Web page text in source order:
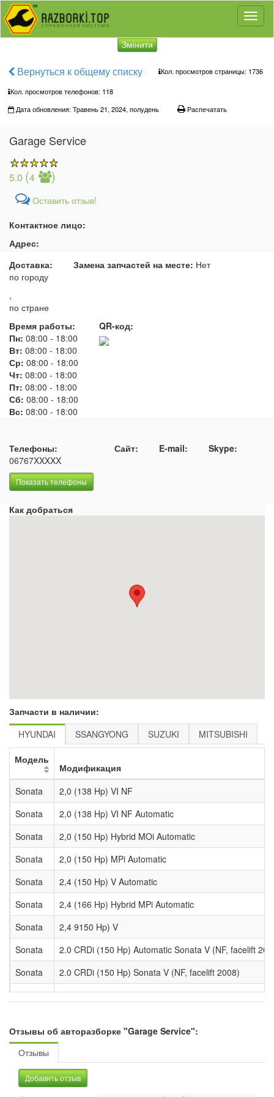
Змінити
Вернуться к общему списку Кол. просмотров страницы: 1736
Кол. просмотров телефонов: 118
Дата обновления: Травень 21, 2024, полудень
Распечатать
Garage Service
5.0 (4 )
Оставить отзыв!
Контактное лицо:
Адрес:
Доставка:
по городу
,
по стране
Замена запчастей на месте: Нет
Время работы:
Пн: 08:00 - 18:00
Вт: 08:00 - 18:00
Ср: 08:00 - 18:00
Чт: 08:00 - 18:00
Пт: 08:00 - 18:00
Сб: 08:00 - 18:00
Вс: 08:00 - 18:00
QR-код:
Телефоны:
06767XXXXX
Показать телефоны
Сайт: E-mail: Skype:
Как добраться
Запчасти в наличии:
HYUNDAI
SSANGYONG SUZUKI MITSUBISHI
Модель
Модификация
Sonata
2,0 (138 Hp) VI NF
Sonata
2,0 (138 Hp) VI NF Automatic
Sonata
2,0 (150 Hp) Hybrid MOi Automatic
Sonata
2,0 (150 Hp) MPi Automatic
Sonata
2,4 (150 Hp) V Automatic
Sonata
2,4 (166 Hp) Hybrid MPi Automatic
Sonata
2,4 9150 Hp) V
Sonata
2.0 CRDi (150 Hp) Automatic Sonata V (NF, facelift
Sonata
2.0 CRDi (150 Hp) Sonata V (NF, facelift 2008)
Sonata
2.0 i 16V (137 Hp) Automatic Sonata V (NF)
Sonata
2.0i 16V (144 Hp) Automatic Sonata V (NF)
2.0i 16V (144 Hp) Sonata V (NF)
Sonata
2.4 (178 Hp) Automatic Sonata VI (YF)
Отзывы об авторазборке "Garage Service":
Отзывы
Добавить отзыв